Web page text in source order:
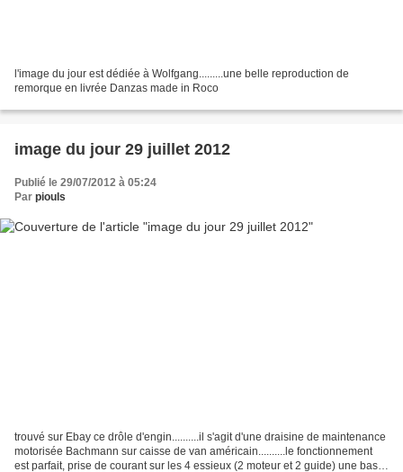
l'image du jour est dédiée à Wolfgang.........une belle reproduction de
remorque en livrée Danzas made in Roco
image du jour 29 juillet 2012
Publié le 29/07/2012 à 05:24
Par piouls
trouvé sur Ebay ce drôle d'engin..........il s'agit d'une draisine de maintenance
motorisée Bachmann sur caisse de van américain..........le fonctionnement
est parfait, prise de courant sur les 4 essieux (2 moteur et 2 guide) une base